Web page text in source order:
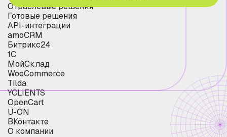
Отраслевые решения
Готовые решения
API-интеграции
amoCRM
Битрикс24
1С
МойСклад
WooCommerce
Tilda
YCLIENTS
OpenCart
U-ON
ВКонтакте
О компании